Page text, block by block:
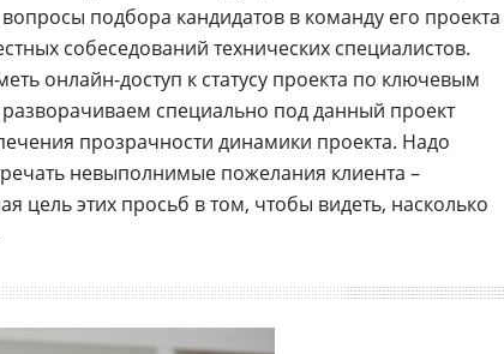
подбора кандидатов в команду его проекта
собеседований технических специалистов.
онлайн-доступ к статусу проекта по ключевым
разворачиваем специально под данный проект
прозрачности динамики проекта. Надо
невыполнимые пожелания клиента –
цель этих просьб в том, чтобы видеть, насколько